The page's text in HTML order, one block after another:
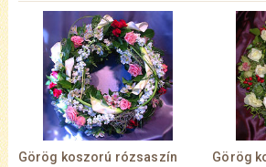
Görög koszorú rózsaszín
Görög